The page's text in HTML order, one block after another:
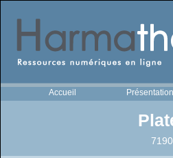
Accueil Présentation